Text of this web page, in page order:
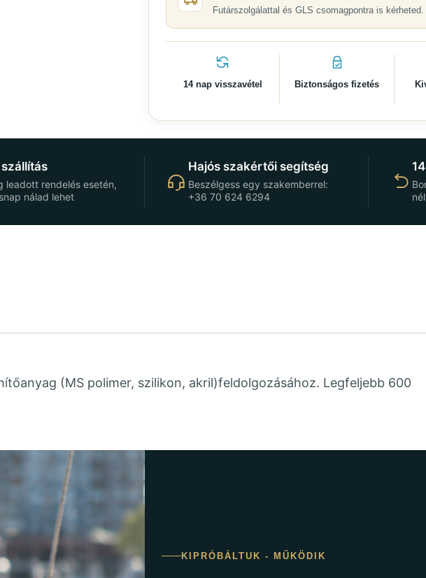
Futárszolgálattal és GLS csomagpontra is kérheted.
14 nap visszavétel Biztonságos fizetés
leadott rendelés esetén,
nálad lehet
Hajós szakértői segítség
Beszélgess egy szakemberrel:
+36 70 624 6294
(MS polimer, szilikon, akril)feldolgozásához. Legfeljebb 600
KIPRÓBÁLTUK - MŰKÖDIK